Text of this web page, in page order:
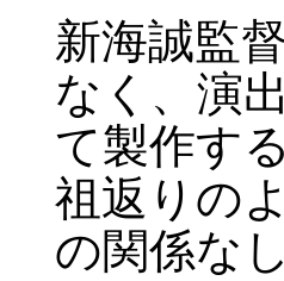
新海誠監
なく、演
て製作す
祖返りの
の関係な